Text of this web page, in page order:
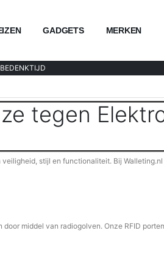
GADGETS MERKEN
tegen
stijl en functionaliteit. Bij
middel van radiogolven. Onze RFID